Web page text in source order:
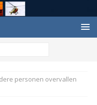
personen overvallen